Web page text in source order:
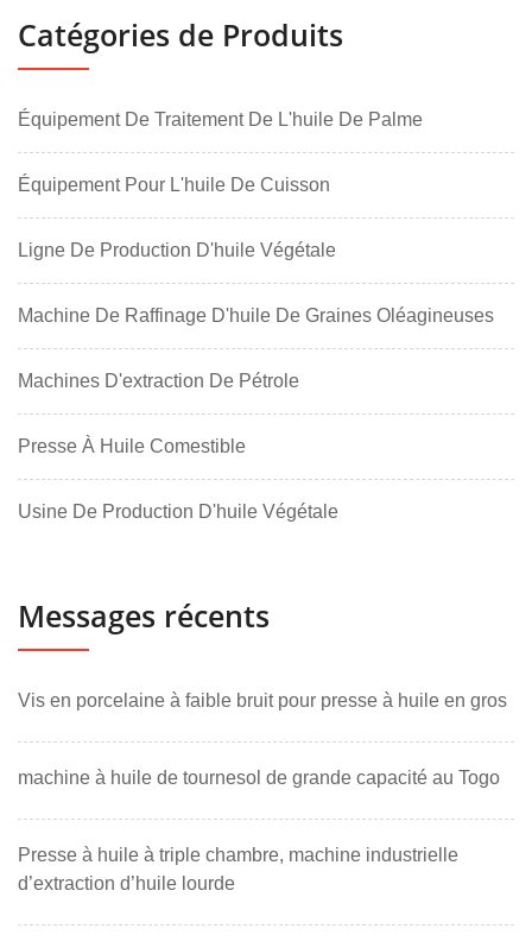
Catégories de Produits
Équipement De Traitement De L'huile De Palme
Équipement Pour L'huile De Cuisson
Ligne De Production D'huile Végétale
Machine De Raffinage D'huile De Graines Oléagineuses
Machines D'extraction De Pétrole
Presse À Huile Comestible
Usine De Production D'huile Végétale
Messages récents
Vis en porcelaine à faible bruit pour presse à huile en gros
machine à huile de tournesol de grande capacité au Togo
Presse à huile à triple chambre, machine industrielle
d’extraction d’huile lourde